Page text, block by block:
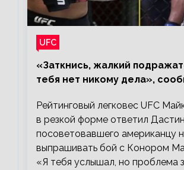
UFC
«Заткнись, жалкий
тебя нет никому дела»,
Рейтинговый легковес UFC
в резкой форме ответил
посоветовавшего американцу
выпрашивать бой с Конором
«Я тебя услышал, но проблема